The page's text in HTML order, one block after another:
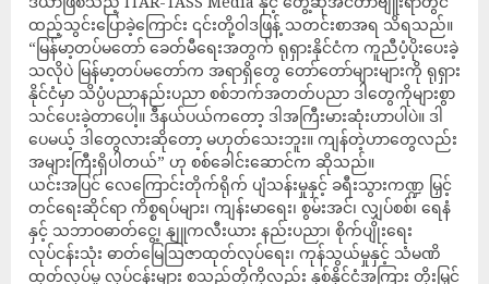
ထည့်သွင်းပြောခဲ့ကြောင်း ၎င်းတို့ဝါဒဖြန့် သတင်းစာအရ သိရသည်။
“မြန်မာ့တပ်မတော် ခေတ်မီရေးအတွက် ရုရှားနိုင်ငံက ကူညီပံ့ပိုးပေးခဲ့
သလိုပဲ မြန်မာ့တပ်မတော်က အရာရှိတွေ တော်တော်များများကို ရုရှား
နိုင်ငံမှာ သိပ္ပံပညာနည်းပညာ စစ်ဘက်အတတ်ပညာ ဒါတွေကိုများစွာ
သင်ပေးခဲ့တာပေါ့။ ဒီနယ်ပယ်ကတော့ ဒါအကြီးမားဆုံးဟာပါပဲ။ ဒါ
ပေမယ့် ဒါတွေလားဆိုတော့ မဟုတ်သေးဘူး။ ကျန်တဲ့ဟာတွေလည်း
အများကြီးရှိပါတယ်” ဟု စစ်ခေါင်းဆောင်က ဆိုသည်။
ယင်းအပြင် လေကြောင်းတိုက်ရိုက် ပျံသန်းမှုနှင့် ခရီးသွားကဏ္ဍ မြှင့်
တင်ရေးဆိုင်ရာ ကိစ္စရပ်များ၊ ကျန်းမာရေး၊ စွမ်းအင်၊ လျှပ်စစ်၊ ရေနံ
နှင့် သဘာဝဓာတ်ငွေ့၊ နျူကလီးယား နည်းပညာ၊ စိုက်ပျိုးရေး
လုပ်ငန်းသုံး ဓာတ်မြေဩဇာထုတ်လုပ်ရေး၊ ကုန်သွယ်မှုနှင့် သံမဏိ
ထုတ်လုပ်မှု လုပ်ငန်းများ စသည်တို့ကိုလည်း နှစ်နိုင်ငံအကြား တိုးမြှင့်